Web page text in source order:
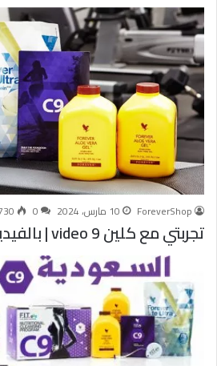
ForeverShop 10 مارس، 2024 0
تجربتي مع كلين 9 video | بالفيديو